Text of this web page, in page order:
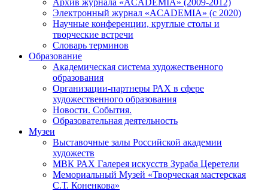
Электронный журнал «ACADEMIA» (с 2020)
Научные конференции, круглые столы и
творческие встречи
Словарь терминов
Образование
Академическая система художественного
образования
Организации-партнеры РАХ в сфере
художественного образования
Новости. События.
Образовательная деятельность
Музеи
Выставочные залы Российской академии
художеств
МВК РАХ Галерея искусств Зураба Церетели
Мемориальный Музей «Творческая мастерская
С.Т. Коненкова»